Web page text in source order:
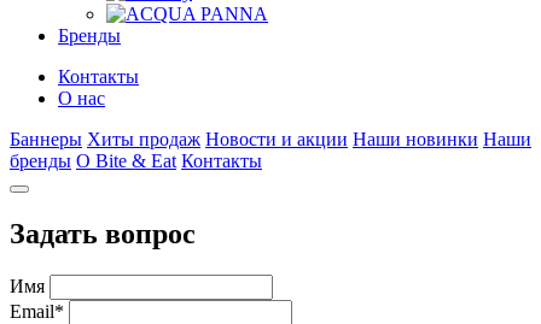
Бренды
Контакты
О нас
Баннеры Хиты продаж Новости и акции Наши новинки Наши
бренды О Bite & Eat Контакты
Задать вопрос
Имя
Email*